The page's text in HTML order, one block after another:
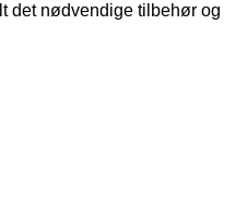
det nødvendige tilbehør og